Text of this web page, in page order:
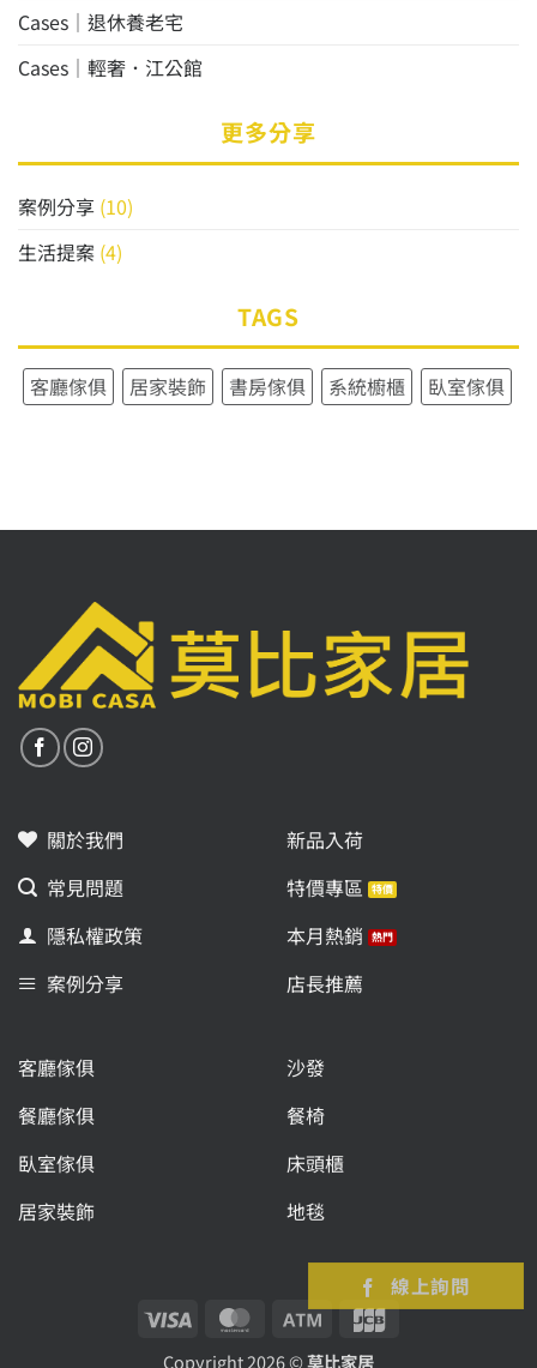
Cases│退休養老宅
Cases│輕奢．江公館
更多分享
案例分享 (10)
生活提案 (4)
TAGS
客廳傢俱 居家裝飾 書房傢俱 系統櫥櫃 臥室傢俱
關於我們
常見問題
隱私權政策
案例分享
新品入荷
特價專區
本月熱銷
店長推薦
客廳傢俱
餐廳傢俱
臥室傢俱
居家裝飾
沙發
餐椅
床頭櫃
地毯
線上詢問
Visa MasterCard
Atm
JCB
Copyright 2026 ©莫比家居